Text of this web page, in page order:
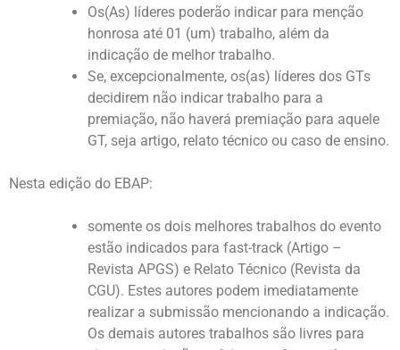
Os(As) líderes poderão indicar para menção
honrosa até 01 (um) trabalho, além da
indicação de melhor trabalho.
Se, excepcionalmente, os(as) líderes dos GTs
decidirem não indicar trabalho para a
premiação, não haverá premiação para aquele
GT, seja artigo, relato técnico ou caso de ensino.
Nesta edição do EBAP:
somente os dois melhores trabalhos do evento
estão indicados para fast-track (Artigo –
Revista APGS) e Relato Técnico (Revista da
CGU). Estes autores podem imediatamente
realizar a submissão mencionando a indicação.
Os demais autores trabalhos são livres para